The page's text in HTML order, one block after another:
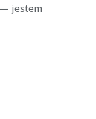
jestem